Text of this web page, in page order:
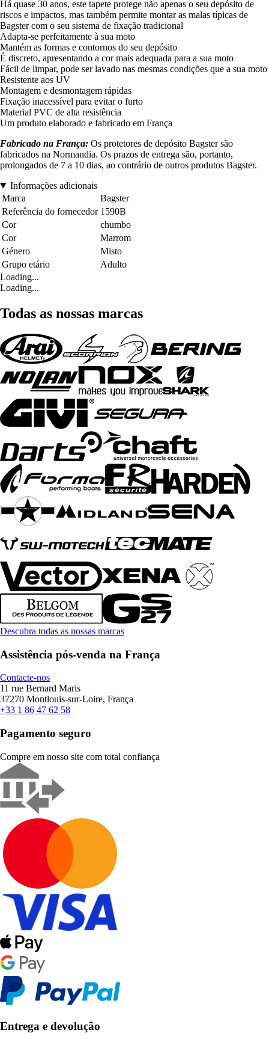
Há quase 30 anos, este tapete protege não apenas o seu depósito de
riscos e impactos, mas também permite montar as malas típicas de
Bagster com o seu sistema de fixação tradicional
Adapta-se perfeitamente à sua moto
Mantém as formas e contornos do seu depósito
É discreto, apresentando a cor mais adequada para a sua moto
Fácil de limpar, pode ser lavado nas mesmas condições que a sua moto
Resistente aos UV
Montagem e desmontagem rápidas
Fixação inacessível para evitar o furto
Material PVC de alta resistência
Um produto elaborado e fabricado em França
Fabricado na França: Os protetores de depósito Bagster são
fabricados na Normandia. Os prazos de entrega são, portanto,
prolongados de 7 a 10 dias, ao contrário de outros produtos Bagster.
Informações adicionais
Marca
Bagster
Referência do fornecedor 1590B
Cor
chumbo
Cor
Marrom
Género
Misto
Grupo etário
Adulto
Loading...
Loading...
Todas as nossas marcas
Descubra todas as nossas marcas
Assistência pós-venda na França
Contacte-nos
11 rue Bernard Maris
37270 Montlouis-sur-Loire, França
+33 1 86 47 62 58
Pagamento seguro
Compre em nosso site com total confiança
Entrega e devolução